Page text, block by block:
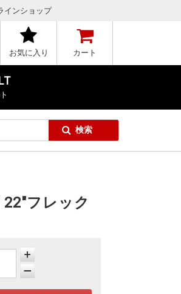
インショップ
お気に入り カート
フレック